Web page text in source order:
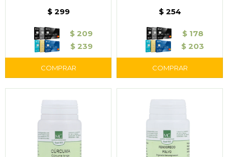
$ 299
$ 209
$ 239
$ 254
$ 178
$ 203